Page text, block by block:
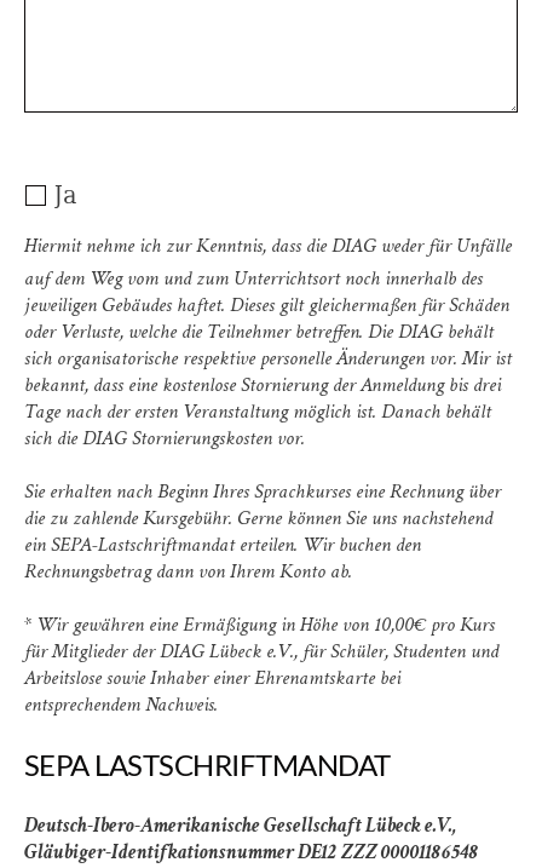
Ja
Hiermit nehme ich zur Kenntnis, dass die DIAG weder für Unfälle
auf dem Weg vom und zum Unterrichtsort noch innerhalb des
jeweiligen Gebäudes haftet. Dieses gilt gleichermaßen für Schäden
oder Verluste, welche die Teilnehmer betreffen. Die DIAG behält
sich organisatorische respektive personelle Änderungen vor. Mir ist
bekannt, dass eine kostenlose Stornierung der Anmeldung bis drei
Tage nach der ersten Veranstaltung möglich ist. Danach behält
sich die DIAG Stornierungskosten vor.
Sie erhalten nach Beginn Ihres Sprachkurses eine Rechnung über
die zu zahlende Kursgebühr. Gerne können Sie uns nachstehend
ein SEPA-Lastschriftmandat erteilen. Wir buchen den
Rechnungsbetrag dann von Ihrem Konto ab.
* Wir gewähren eine Ermäßigung in Höhe von 10,00€ pro Kurs
für Mitglieder der DIAG Lübeck e.V., für Schüler, Studenten und
Arbeitslose sowie Inhaber einer Ehrenamtskarte bei
entsprechendem Nachweis.
SEPA LASTSCHRIFTMANDAT
Deutsch-Ibero-Amerikanische Gesellschaft Lübeck e.V.,
Gläubiger-Identifkationsnummer DE12 ZZZ 00001186548